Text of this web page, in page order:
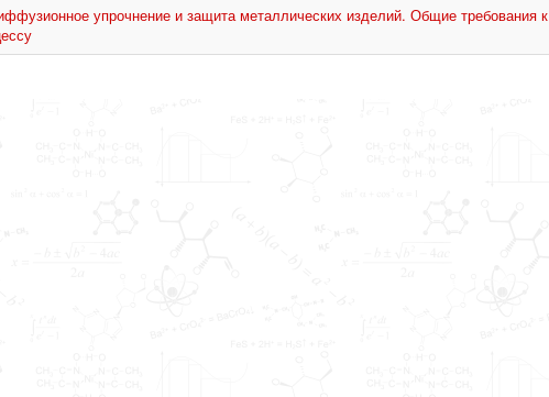
упрочнение и защита металлических изделий. Общие требования к